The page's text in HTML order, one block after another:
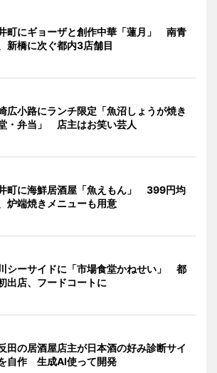
町にギョーザと創作中華「蓮月」 南青
新橋に次ぐ都内3店舗目
広小路にランチ限定「魚沼しょうが焼き
・弁当」 店主はお笑い芸人
町に海鮮居酒屋「魚えもん」 399円均
炉端焼きメニューも用意
シーサイドに「市場食堂かねせい」 都
出店、フードコートに
田の居酒屋店主が日本酒の好み診断サイ
自作 生成AI使って開発